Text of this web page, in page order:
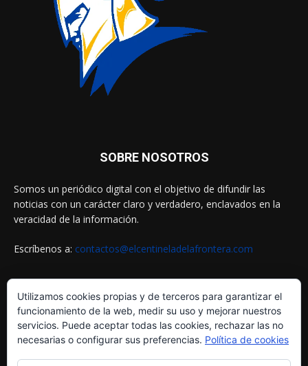
SOBRE NOSOTROS
Somos un periódico digital con el objetivo de difundir las
noticias con un carácter claro y verdadero, enclavados en la
veracidad de la información.
Escríbenos a: contactos@elcentineladelafrontera.com
SIGUENOS EN
Utilizamos cookies propias y de terceros para garantizar el
funcionamiento de la web, medir su uso y mejorar nuestros
servicios. Puede aceptar todas las cookies, rechazar las no
necesarias o configurar sus preferencias. Política de cookies